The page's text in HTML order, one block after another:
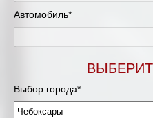
Автомобиль*
Выбор города*